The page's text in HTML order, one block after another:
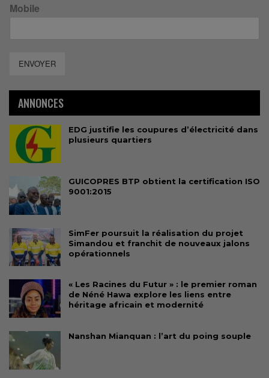
Mobile
ENVOYER
ANNONCES
EDG justifie les coupures d’électricité dans
plusieurs quartiers
GUICOPRES BTP obtient la certification ISO
9001:2015
SimFer poursuit la réalisation du projet
Simandou et franchit de nouveaux jalons
opérationnels
« Les Racines du Futur » : le premier roman
de Néné Hawa explore les liens entre
héritage africain et modernité
Nanshan Mianquan : l’art du poing souple